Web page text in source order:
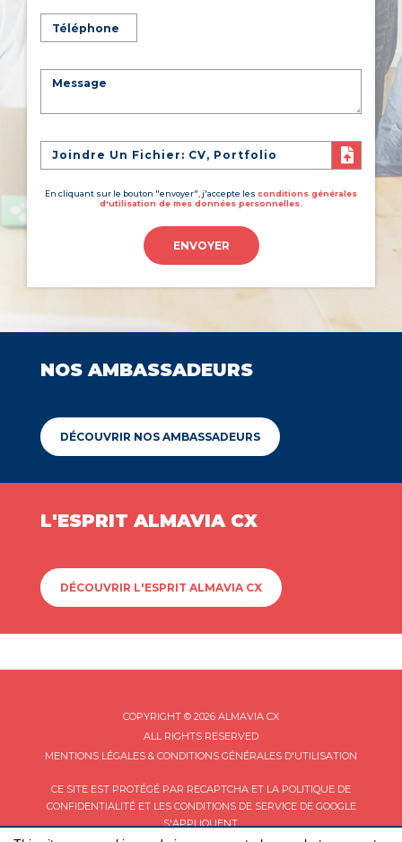
Joindre Un Fichier: CV, Portfolio
En cliquant sur le bouton "envoyer", j'accepte les conditions générales
d'utilisation de mes données personnelles.
ENVOYER
NOS AMBASSADEURS
DÉCOUVRIR NOS AMBASSADEURS
L'ESPRIT ALMAVIA CX
DÉCOUVRIR L'ESPRIT ALMAVIA CX
COPYRIGHT © 2026 ALMAVIA CX
ALL RIGHTS RESERVED
MENTIONS LÉGALES & CONDITIONS GÉNÉRALES D'UTILISATION
CE SITE EST PROTÉGÉ PAR RECAPTCHA ET LA POLITIQUE DE
CONFIDENTIALITÉET LES CONDITIONS DE SERVICEDE GOOGLE
S'APPLIQUENT.